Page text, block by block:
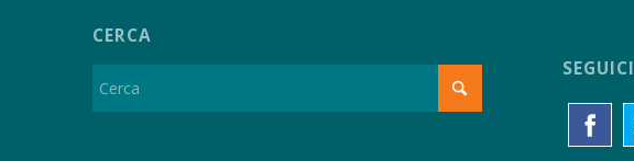
CERCA
SEGUICI